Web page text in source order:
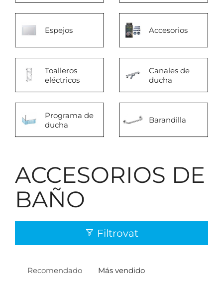
Espejos Accesorios
Toalleros
eléctricos
Canales de
ducha
Programa de
ducha
Barandilla
ACCESORIOS DE
BAÑO
Filtrovat
Recomendado Más vendido